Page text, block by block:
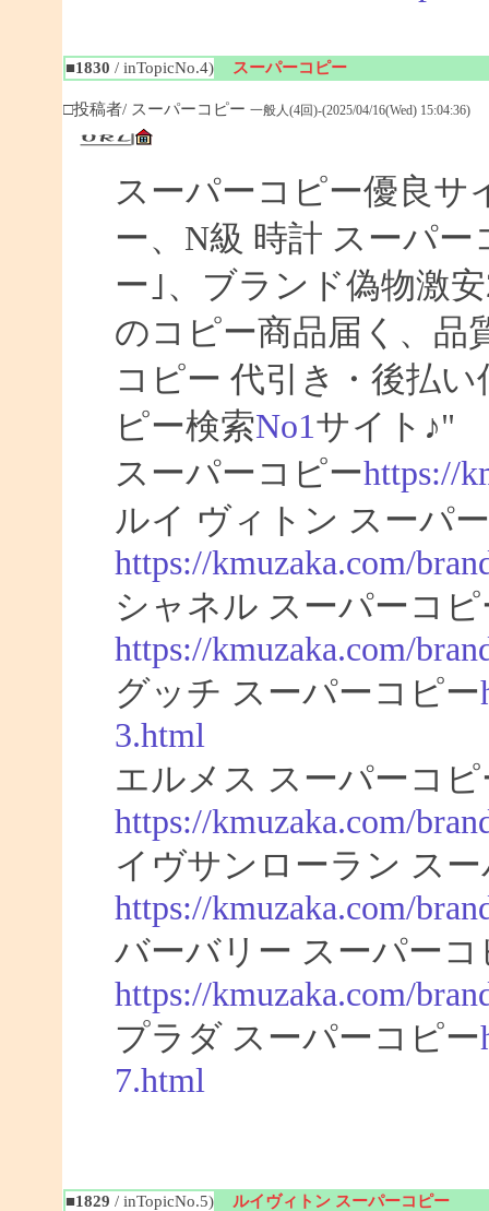
■1830 / inTopicNo.4) スーパーコピー
□投稿者/ スーパーコピー 一般人(4回)-(2025/04/16(Wed) 15:04:36)
スーパーコピー優良サ
ー、N級 時計 スーパ
ー｣、ブランド偽物激
のコピー商品届く、品
コピー 代引き・後払
ピー検索No1サイト♪"
スーパーコピーhttps://
ルイ ヴィトン スーパ
https://kmuzaka.com/
シャネル スーパーコピ
https://kmuzaka.com/
グッチ スーパーコピー
3.html
エルメス スーパーコピ
https://kmuzaka.com/
イヴサンローラン ス
https://kmuzaka.com/
バーバリー スーパーコ
https://kmuzaka.com/
プラダ スーパーコピー
7.html
■1829 / inTopicNo.5) ルイヴィトン スーパーコピー